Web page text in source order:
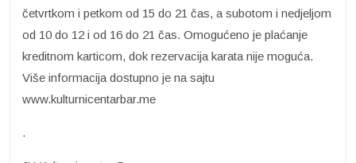
četvrtkom i petkom od 15 do 21 čas, a subotom i nedjeljom
od 10 do 12 i od 16 do 21 čas. Omogućeno je plaćanje
kreditnom karticom, dok rezervacija karata nije moguća.
Više informacija dostupno je na sajtu
www.kulturnicentarbar.me
.